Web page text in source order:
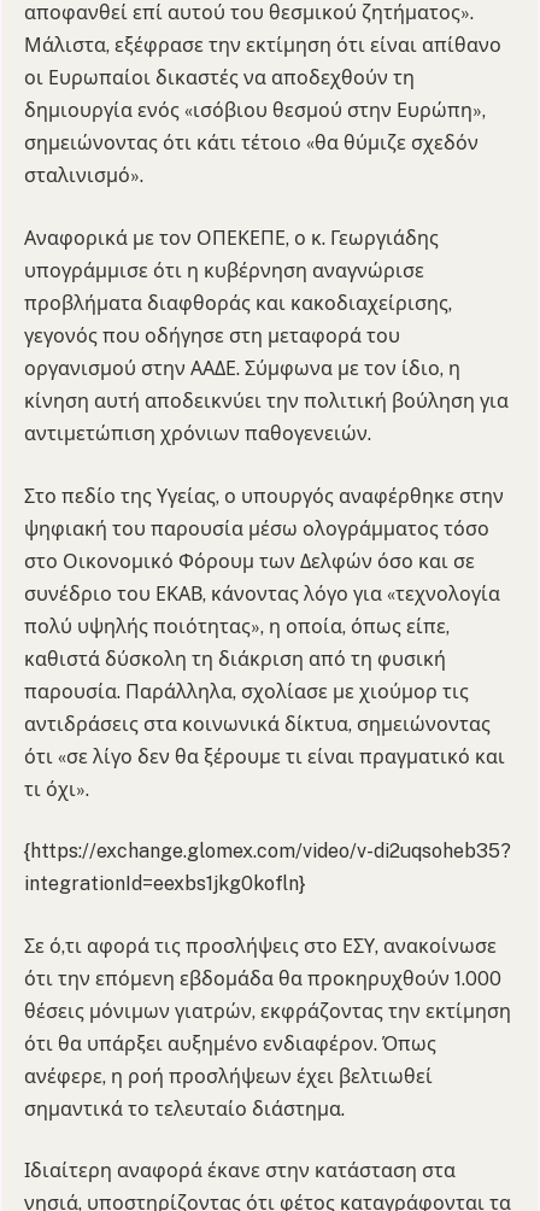
αποφανθεί επί αυτού του θεσμικού ζητήματος».
Μάλιστα, εξέφρασε την εκτίμηση ότι είναι απίθανο
οι Ευρωπαίοι δικαστές να αποδεχθούν τη
δημιουργία ενός «ισόβιου θεσμού στην Ευρώπη»,
σημειώνοντας ότι κάτι τέτοιο «θα θύμιζε σχεδόν
σταλινισμό».
Αναφορικά με τον ΟΠΕΚΕΠΕ, ο κ. Γεωργιάδης
υπογράμμισε ότι η κυβέρνηση αναγνώρισε
προβλήματα διαφθοράς και κακοδιαχείρισης,
γεγονός που οδήγησε στη μεταφορά του
οργανισμού στην ΑΑΔΕ. Σύμφωνα με τον ίδιο, η
κίνηση αυτή αποδεικνύει την πολιτική βούληση για
αντιμετώπιση χρόνιων παθογενειών.
Στο πεδίο της Υγείας, ο υπουργός αναφέρθηκε στην
ψηφιακή του παρουσία μέσω ολογράμματος τόσο
στο Οικονομικό Φόρουμ των Δελφών όσο και σε
συνέδριο του ΕΚΑΒ, κάνοντας λόγο για «τεχνολογία
πολύ υψηλής ποιότητας», η οποία, όπως είπε,
καθιστά δύσκολη τη διάκριση από τη φυσική
παρουσία. Παράλληλα, σχολίασε με χιούμορ τις
αντιδράσεις στα κοινωνικά δίκτυα, σημειώνοντας
ότι «σε λίγο δεν θα ξέρουμε τι είναι πραγματικό και
τι όχι».
{https://exchange.glomex.com/video/v-di2uqsoheb35?
integrationId=eexbs1jkg0kofln}
Σε ό,τι αφορά τις προσλήψεις στο ΕΣΥ, ανακοίνωσε
ότι την επόμενη εβδομάδα θα προκηρυχθούν 1.000
θέσεις μόνιμων γιατρών, εκφράζοντας την εκτίμηση
ότι θα υπάρξει αυξημένο ενδιαφέρον. Όπως
ανέφερε, η ροή προσλήψεων έχει βελτιωθεί
σημαντικά το τελευταίο διάστημα.
Ιδιαίτερη αναφορά έκανε στην κατάσταση στα
νησιά, υποστηρίζοντας ότι φέτος καταγράφονται τα